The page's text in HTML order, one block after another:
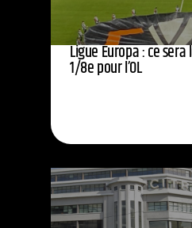
Ligue Europa : ce
1/8e pour l’OL